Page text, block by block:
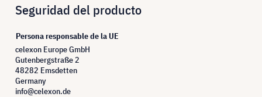
Seguridad del producto
Persona responsable de la UE
celexon Europe GmbH
Gutenbergstraße 2
48282 Emsdetten
Germany
info@celexon.de